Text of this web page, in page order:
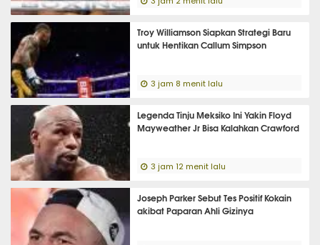
Troy Williamson Siapkan Strategi Baru
untuk Hentikan Callum Simpson
3 jam 8 menit lalu
Legenda Tinju Meksiko Ini Yakin Floyd
Mayweather Jr Bisa Kalahkan Crawford
3 jam 12 menit lalu
Joseph Parker Sebut Tes Positif Kokain
akibat Paparan Ahli Gizinya